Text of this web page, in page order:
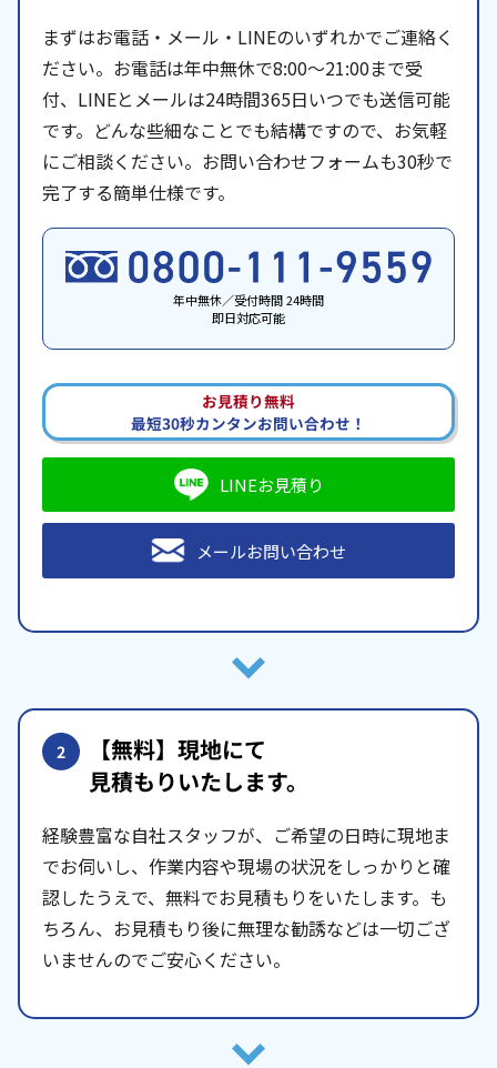
まずはお電話・メール・LINEのいずれかでご連絡く
ださい。お電話は年中無休で8:00〜21:00まで受
付、LINEとメールは24時間365日いつでも送信可能
です。どんな些細なことでも結構ですので、お気軽
にご相談ください。お問い合わせフォームも30秒で
完了する簡単仕様です。
年中無休／受付時間 24時間
即日対応可能
お見積り無料
最短30秒カンタンお問い合わせ！
LINEお見積り
メールお問い合わせ
2 【無料】現地にて
見積もりいたします。
経験豊富な自社スタッフが、ご希望の日時に現地ま
でお伺いし、作業内容や現場の状況をしっかりと確
認したうえで、無料でお見積もりをいたします。も
ちろん、お見積もり後に無理な勧誘などは一切ござ
いませんのでご安心ください。